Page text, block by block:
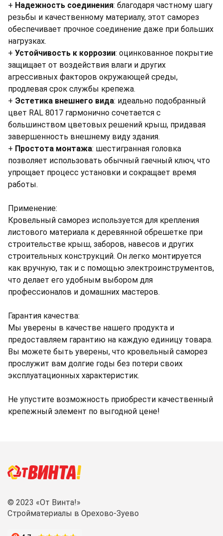
+ Надежность соединения: благодаря частному шагу
резьбы и качественному материалу, этот саморез
обеспечивает прочное соединение даже при больших
нагрузках.
+ Устойчивость к коррозии: оцинкованное покрытие
защищает от воздействия влаги и других
агрессивных факторов окружающей среды,
продлевая срок службы крепежа.
+ Эстетика внешнего вида: идеально подобранный
цвет RAL 8017 гармонично сочетается с
большинством цветовых решений крыш, придавая
завершенность внешнему виду здания.
+ Простота монтажа: шестигранная головка
позволяет использовать обычный гаечный ключ, что
упрощает процесс установки и сокращает время
работы.
Применение:
Кровельный саморез используется для крепления
листового материала к деревянной обрешетке при
строительстве крыш, заборов, навесов и других
строительных конструкций. Он легко монтируется
как вручную, так и с помощью электроинструментов,
что делает его удобным выбором для
профессионалов и домашних мастеров.
Гарантия качества:
Мы уверены в качестве нашего продукта и
предоставляем гарантию на каждую единицу товара.
Вы можете быть уверены, что кровельный саморез
прослужит вам долгие годы без потери своих
эксплуатационных характеристик.
Не упустите возможность приобрести качественный
крепежный элемент по выгодной цене!
© 2023 «От Винта!»
Стройматериалы в Орехово-Зуево